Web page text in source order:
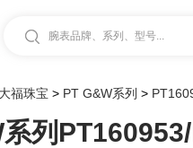
腕表品牌、系列、型号...
福珠宝 > PT G&W系列 >
列